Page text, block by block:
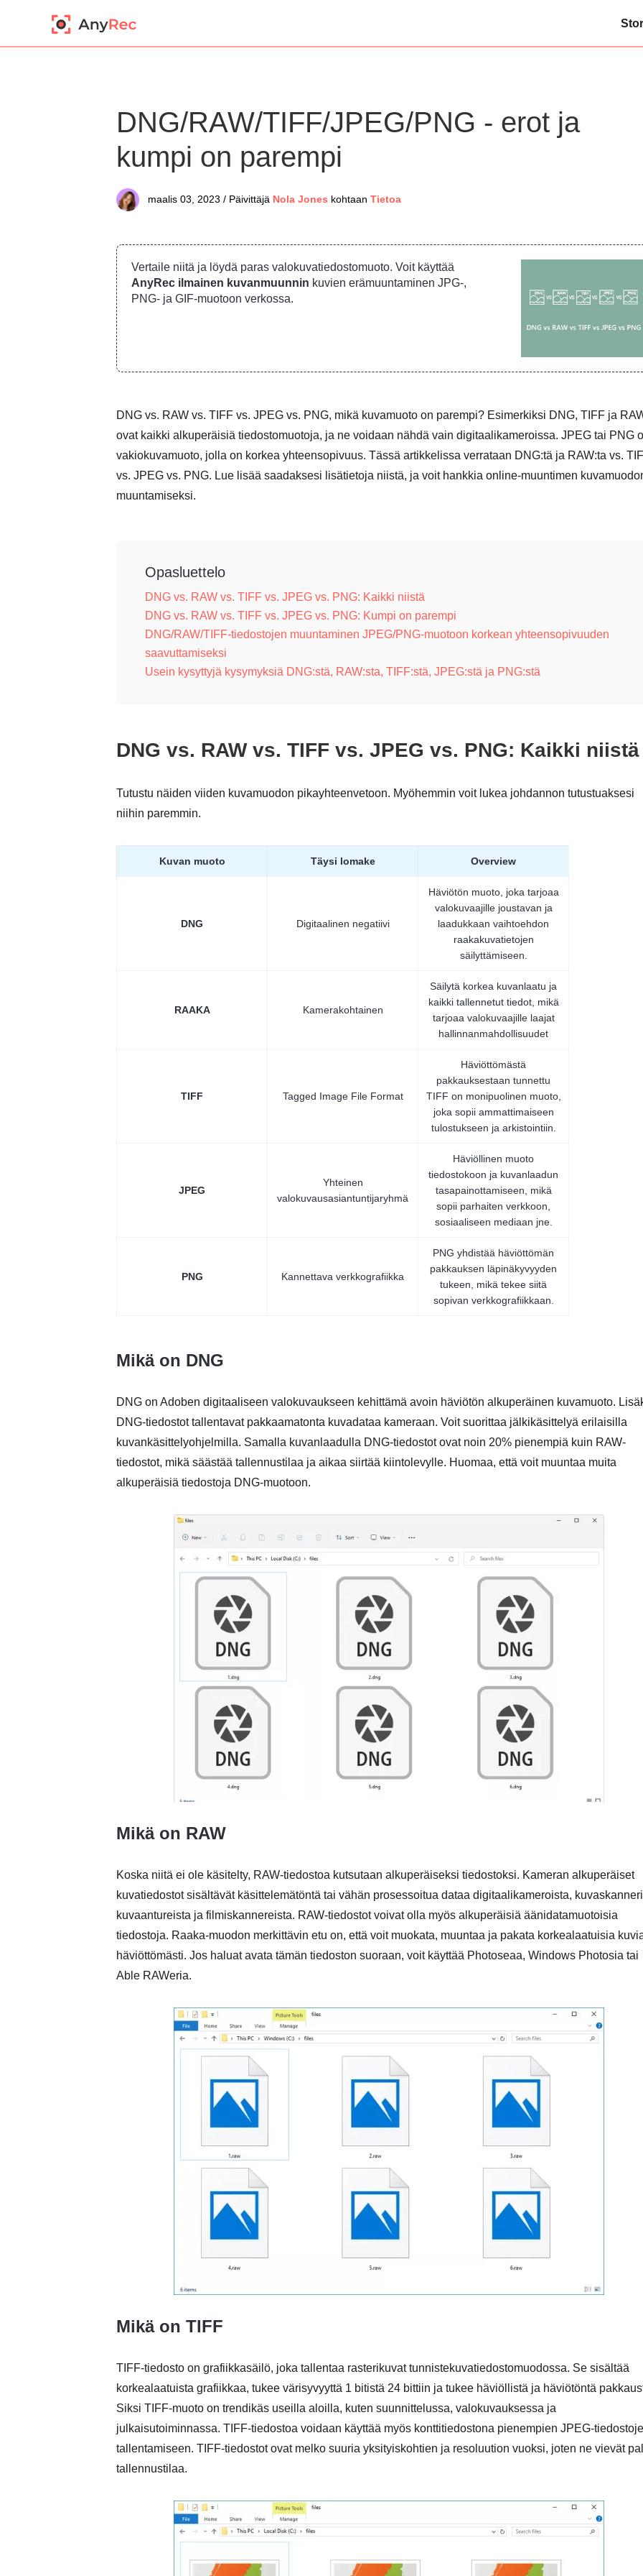
DNG/RAW/TIFF/JPEG/PNG - erot ja
kumpi on parempi
maalis 03, 2023 / Päivittäjä Nola Jones kohtaan Tietoa
Vertaile niitä ja löydä paras valokuvatiedostomuoto. Voit käyttää
AnyRec ilmainen kuvanmuunnin kuvien erämuuntaminen JPG-,
PNG- ja GIF-muotoon verkossa.
DNG vs. RAW vs. TIFF vs. JPEG vs. PNG, mikä kuvamuoto on parempi? Esimerkiksi DNG, TIFF ja
ovat kaikki alkuperäisiä tiedostomuotoja, ja ne voidaan nähdä vain digitaalikameroissa. JPEG tai PNG
vakiokuvamuoto, jolla on korkea yhteensopivuus. Tässä artikkelissa verrataan DNG:tä ja RAW:ta vs.
vs. JPEG vs. PNG. Lue lisää saadaksesi lisätietoja niistä, ja voit hankkia online-muuntimen
muuntamiseksi.
Opasluettelo
DNG vs. RAW vs. TIFF vs. JPEG vs. PNG: Kaikki niistä
DNG vs. RAW vs. TIFF vs. JPEG vs. PNG: Kumpi on parempi
DNG/RAW/TIFF-tiedostojen muuntaminen JPEG/PNG-muotoon korkean yhteensopivuuden
saavuttamiseksi
Usein kysyttyjä kysymyksiä DNG:stä, RAW:sta, TIFF:stä, JPEG:stä ja PNG:stä
DNG vs. RAW vs. TIFF vs. JPEG vs. PNG: Kaikki niistä
Tutustu näiden viiden kuvamuodon pikayhteenvetoon. Myöhemmin voit lukea johdannon tutustuaksesi
niihin paremmin.
Kuvan muoto Täysi lomake Overview
DNG Digitaalinen negatiivi
Häviötön muoto, joka tarjoaa
valokuvaajille joustavan ja
laadukkaan vaihtoehdon
raakakuvatietojen
säilyttämiseen.
RAAKA Kamerakohtainen
Säilytä korkea kuvanlaatu ja
kaikki tallennetut tiedot, mikä
tarjoaa valokuvaajille laajat
hallinnanmahdollisuudet
TIFF Tagged Image File Format
Häviöttömästä
pakkauksestaan tunnettu
TIFF on monipuolinen muoto,
joka sopii ammattimaiseen
tulostukseen ja arkistointiin.
JPEG
Yhteinen
valokuvausasiantuntijaryhmä
Häviöllinen muoto
tiedostokoon ja kuvanlaadun
tasapainottamiseen, mikä
sopii parhaiten verkkoon,
sosiaaliseen mediaan jne.
PNG Kannettava verkkografiikka
PNG yhdistää häviöttömän
pakkauksen läpinäkyvyyden
tukeen, mikä tekee siitä
sopivan verkkografiikkaan.
Mikä on DNG
DNG on Adoben digitaaliseen valokuvaukseen kehittämä avoin häviötön alkuperäinen kuvamuoto.
DNG-tiedostot tallentavat pakkaamatonta kuvadataa kameraan. Voit suorittaa jälkikäsittelyä erilaisilla
kuvankäsittelyohjelmilla. Samalla kuvanlaadulla DNG-tiedostot ovat noin 20% pienempiä kuin RAW-
tiedostot, mikä säästää tallennustilaa ja aikaa siirtää kiintolevylle. Huomaa, että voit muuntaa muita
alkuperäisiä tiedostoja DNG-muotoon.
Mikä on RAW
Koska niitä ei ole käsitelty, RAW-tiedostoa kutsutaan alkuperäiseksi tiedostoksi. Kameran alkuperäiset
kuvatiedostot sisältävät käsittelemätöntä tai vähän prosessoitua dataa digitaalikameroista,
kuvaantureista ja filmiskannereista. RAW-tiedostot voivat olla myös alkuperäisiä äänidatamuotoisia
tiedostoja. Raaka-muodon merkittävin etu on, että voit muokata, muuntaa ja pakata korkealaatuisia
häviöttömästi. Jos haluat avata tämän tiedoston suoraan, voit käyttää Photoseaa, Windows Photosia tai
Able RAWeria.
Mikä on TIFF
TIFF-tiedosto on grafiikkasäilö, joka tallentaa rasterikuvat tunnistekuvatiedostomuodossa. Se sisältää
korkealaatuista grafiikkaa, tukee värisyvyyttä 1 bitistä 24 bittiin ja tukee häviöllistä ja häviötöntä
Siksi TIFF-muoto on trendikäs useilla aloilla, kuten suunnittelussa, valokuvauksessa ja
julkaisutoiminnassa. TIFF-tiedostoa voidaan käyttää myös konttitiedostona pienempien JPEG-
tallentamiseen. TIFF-tiedostot ovat melko suuria yksityiskohtien ja resoluution vuoksi, joten ne vievät
tallennustilaa.